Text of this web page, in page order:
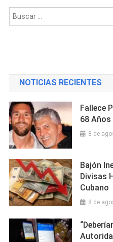
NOTICIAS RECIENTES
Fallece
68 Años
8 de
Bajón
Divisas
Cubano
8 de